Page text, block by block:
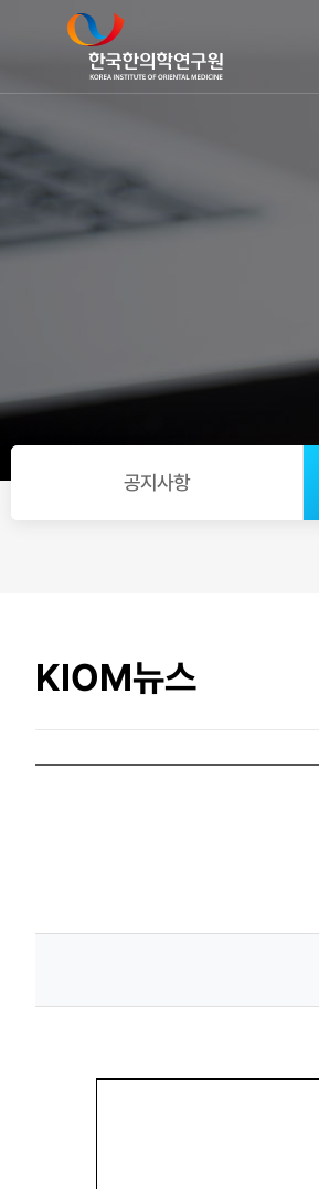
공지사항
KIOM뉴스